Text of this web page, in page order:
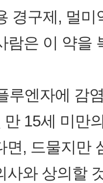
경구제, 멀미
람은 이 약을
루엔자에 감
만 15세 미만
면, 드물지만
사와 상의할